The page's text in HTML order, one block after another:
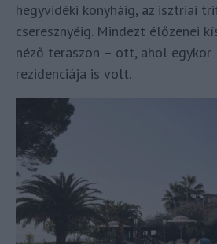
hegyvidéki konyháig, az isztriai
cseresznyéig. Mindezt élőzenei
néző teraszon – ott, ahol egykor
rezidenciája is volt.